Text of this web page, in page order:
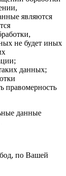
являются
не будет иных
данных;
правомерность
данные
по Вашей